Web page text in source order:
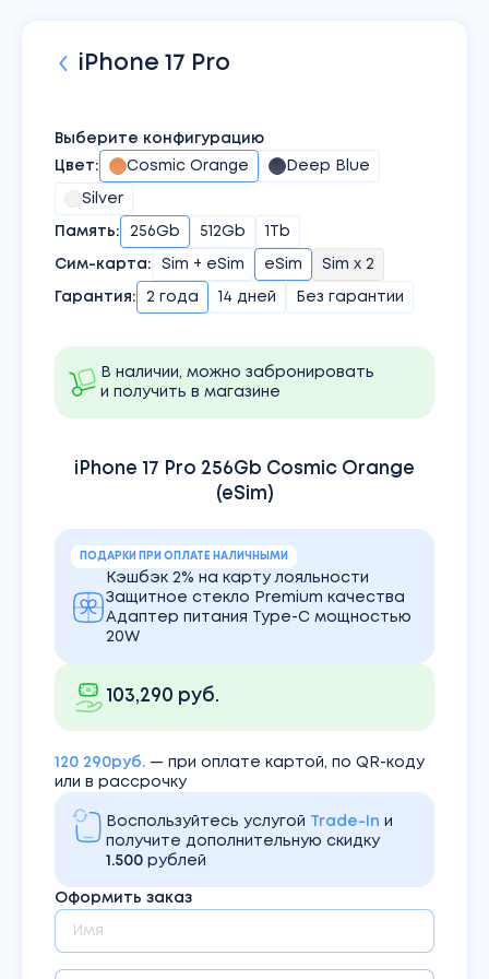
iPhone 17 Pro
iPhone 17 Pro 256Gb Cosmic Orange
(eSim)
Выберите конфигурацию
Цвет: Cosmic Orange Deep Blue
Silver
Память: 256Gb 512Gb 1Tb
Сим-карта: Sim + eSim eSim Sim x 2
Гарантия: 2 года 14 дней Без гарантии
В наличии, можно забронировать
и получить в магазине
ПОДАРКИ ПРИ ОПЛАТЕ НАЛИЧНЫМИ
Кэшбэк 2% на карту лояльности
Защитное стекло Premium качества
Адаптер питания Type-C мощностью
20W
103,290 руб.
120 290руб. — при оплате картой, по QR-коду
или в рассрочку
Воспользуйтесь услугой Trade-In и
получите дополнительную скидку
1.500 рублей
Оформить заказ